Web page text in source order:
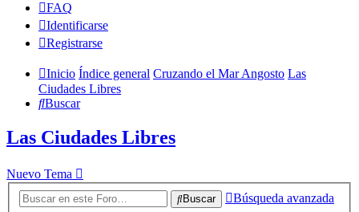
FAQ
Identificarse
Registrarse
Inicio Índice general Cruzando el Mar Angosto Las
Ciudades Libres
Buscar
Las Ciudades Libres
Nuevo Tema
Buscar
Búsqueda avanzada